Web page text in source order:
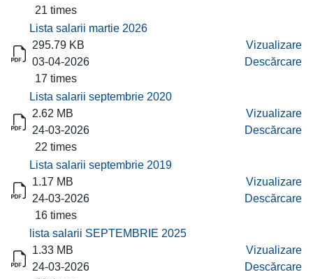
21 times
Lista salarii martie 2026
295.79 KB
03-04-2026
17 times
Vizualizare
Descărcare
Lista salarii septembrie 2020
2.62 MB
24-03-2026
22 times
Vizualizare
Descărcare
Lista salarii septembrie 2019
1.17 MB
24-03-2026
16 times
Vizualizare
Descărcare
lista salarii SEPTEMBRIE 2025
1.33 MB
24-03-2026
Vizualizare
Descărcare